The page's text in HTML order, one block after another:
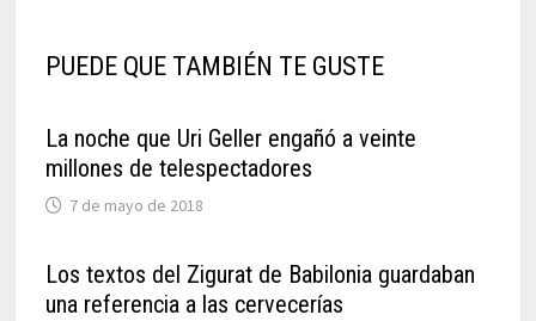
PUEDE QUE TAMBIÉN TE GUSTE
La noche que Uri Geller engañó a veinte
millones de telespectadores
7 de mayo de 2018
Los textos del Zigurat de Babilonia guardaban
una referencia a las cervecerías